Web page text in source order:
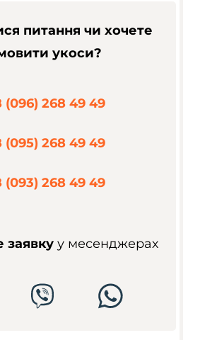
питання чи хочете
укоси?
(096) 268 49 49
(095) 268 49 49
(093) 268 49 49
заявку у месенджерах